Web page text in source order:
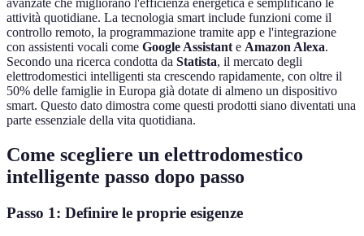
avanzate che migliorano l'efficienza energetica e semplificano le
attività quotidiane. La tecnologia smart include funzioni come il
controllo remoto, la programmazione tramite app e l'integrazione
con assistenti vocali come Google Assistant e Amazon Alexa.
Secondo una ricerca condotta da Statista, il mercato degli
elettrodomestici intelligenti sta crescendo rapidamente, con oltre il
50% delle famiglie in Europa già dotate di almeno un dispositivo
smart. Questo dato dimostra come questi prodotti siano diventati una
parte essenziale della vita quotidiana.
Come scegliere un elettrodomestico
intelligente passo dopo passo
Passo 1: Definire le proprie esigenze